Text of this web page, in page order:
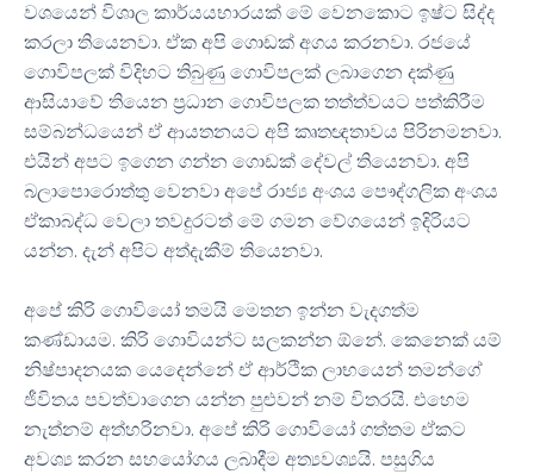
වශයෙන් විශාල කාර්යයභාරයක් මේ වෙනකොට ඉෂ්ට සිද්ද
කරලා තියෙනවා. ඒක අපි ගොඩක් අගය කරනවා. රජයේ
ගොවිපලක් විදිහට තිබුණු ගොවිපලක් ලබාගෙන දක්ණු
ආසියාවේ තියෙන ප්‍රධාන ගොවිපලක තත්ත්වයට පත්කිරීම
සම්බන්ධයෙන් ඒ ආයතනයට අපි කෘතඥතාවය පිරිනමනවා.
එයින් අපට ඉගෙන ගන්න ගොඩක් දේවල් තියෙනවා. අපි
බලාපොරොත්තු වෙනවා අපේ රාජ්‍ය අංශය පෞද්ගලික අංශය
ඒකාබද්ධ වෙලා තවදුරටත් මේ ගමන වේගයෙන් ඉදිරියට
යන්න. දැන් අපිට අත්දැකීම් තියෙනවා.
අපේ කිරි ගොවියෝ තමයි මෙතන ඉන්න වැදගත්ම
කණ්ඩායම. කිරි ගොවියන්ට සලකන්න ඕනේ. කෙනෙක් යම්
නිෂ්පාදනයක යෙදෙන්නේ ඒ ආර්ථික ලාභයෙන් තමන්ගේ
ජීවිතය පවත්වාගෙන යන්න පුළුවන් නම් විතරයි. එහෙම
නැත්නම් අත්හරිනවා. අපේ කිරි ගොවියෝ ගත්තම ඒකට
අවශ්‍ය කරන සහයෝගය ලබාදීම අත්‍යවශ්‍යයි. පසුගිය